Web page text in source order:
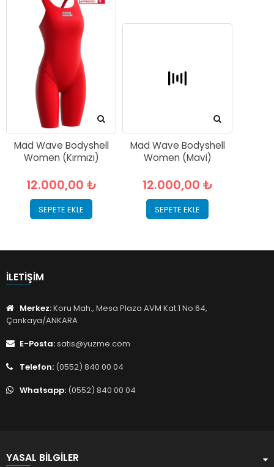
Mad Wave Bodyshell
Women (Kırmızı)
12.000,00 ₺
SEPETE EKLE
Mad Wave Bodyshell
Women (Mavi)
12.000,00 ₺
SEPETE EKLE
İLETIŞIM
Merkez:Koru Mah., Mesa Plaza AVM Kat:1 No:64,
Çankaya/ANKARA
E-Posta:satis@yuzme.com
Telefon: (0552) 840 00 04
Whatsapp: (0552) 840 00 04
YASAL BILGILER